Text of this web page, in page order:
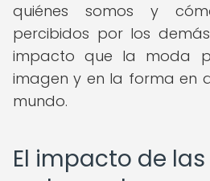
quiénes somos y
percibidos por los
impacto que la moda
imagen y en la forma en
mundo.
El impacto de